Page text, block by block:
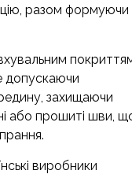
разом формуючи
допускаючи
захищаючи
або прошиті шви,
виробники